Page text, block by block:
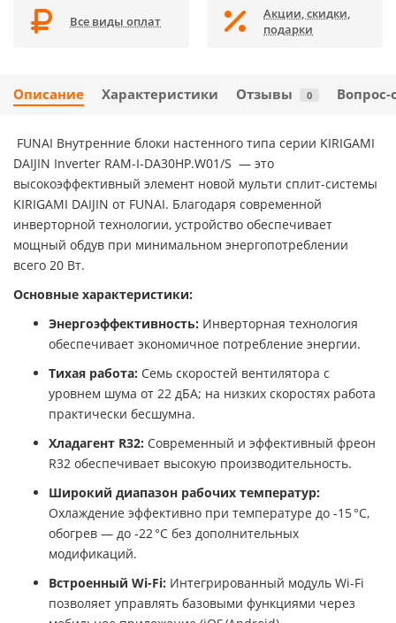
Все виды оплат
Акции, скидки,
подарки
Описание Характеристики Отзывы 0 Вопрос-
FUNAI Внутренние блоки настенного типа серии KIRIGAMI
DAIJIN Inverter RAM-I-DA30HP.W01/S — это
высокоэффективный элемент новой мульти сплит-системы
KIRIGAMI DAIJIN от FUNAI. Благодаря современной
инверторной технологии, устройство обеспечивает
мощный обдув при минимальном энергопотреблении
всего 20 Вт.
Основные характеристики:
Энергоэффективность: Инверторная технология
обеспечивает экономичное потребление энергии.
Тихая работа: Семь скоростей вентилятора с
уровнем шума от 22 дБА; на низких скоростях работа
практически бесшумна.
Хладагент R32: Современный и эффективный фреон
R32 обеспечивает высокую производительность.
Широкий диапазон рабочих температур:
Охлаждение эффективно при температуре до -15 °C,
обогрев — до -22 °C без дополнительных
модификаций.
Встроенный Wi-Fi: Интегрированный модуль Wi-Fi
позволяет управлять базовыми функциями через